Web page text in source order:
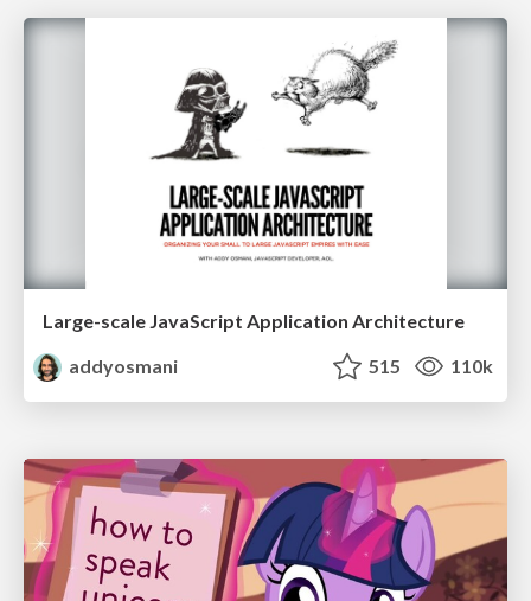
Large-scale JavaScript Application Architecture
addyosmani
515 110k